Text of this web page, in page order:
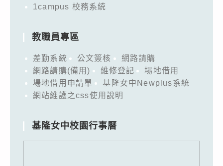
1campus 校務系統
教職員專區
差勤系統 公文簽核
網路請購
網路請購(備用)
維修登記
場地借用
場地借用申請單
基隆女中Newplus系統
網站維護之css使用說明
基隆女中校園行事曆